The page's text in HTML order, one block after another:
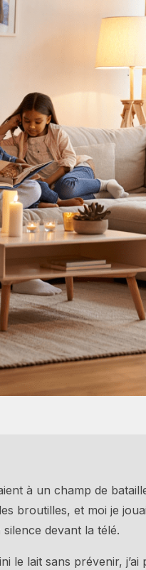
à un champ de
broutilles, et moi je
devant la télé.
le lait sans prévenir,